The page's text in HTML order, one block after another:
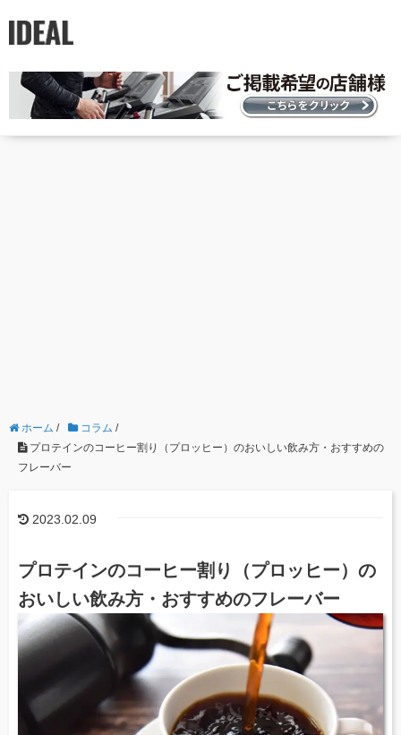
ホーム / コラム /
プロテインのコーヒー割り（プロッヒー）のおいしい飲み方・おすすめの
フレーバー
2023.02.09
プロテインのコーヒー割り（プロッヒー）の
おいしい飲み方・おすすめのフレーバー